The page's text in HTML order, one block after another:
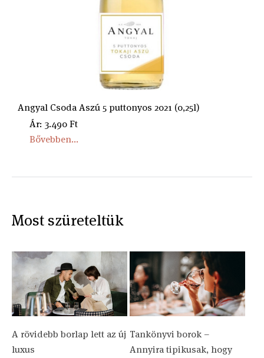
Angyal Csoda Aszú 5 puttonyos 2021 (0,25l)
Ár: 3.490 Ft
Bővebben...
Most szüreteltük
A rövidebb borlap lett az új
luxus
Tankönyvi borok –
Annyira tipikusak, hogy